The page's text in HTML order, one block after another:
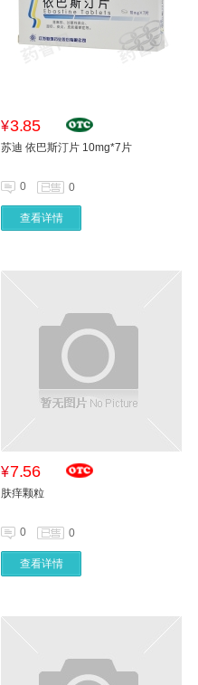
¥3.85
苏迪 依巴斯汀片 10mg*7片
0 0
查看详情
¥7.56
肤痒颗粒
0 0
查看详情